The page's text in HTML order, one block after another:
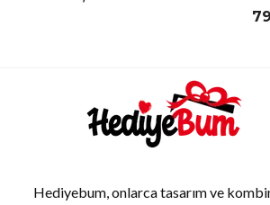
Hediyebum, onlarca tasarım ve